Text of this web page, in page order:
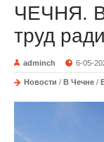
ЧЕЧНЯ. В
труд
adminch 6-05-
Новости / В Чечне /